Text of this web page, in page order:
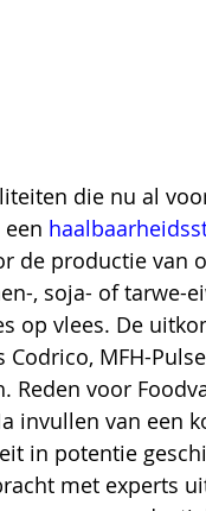
die nu al
de productie van
, soja- of tarwe-
op vlees. De
MFH-
Reden voor
invullen van een
in potentie
met experts